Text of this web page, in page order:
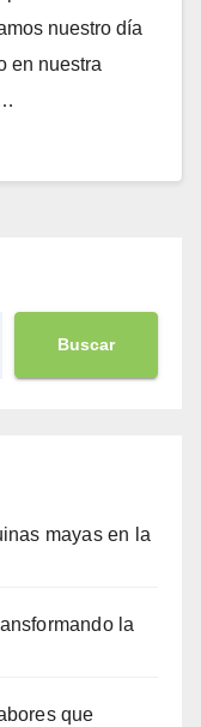
nuestro día
en nuestra
Buscar
mayas en la
la
que